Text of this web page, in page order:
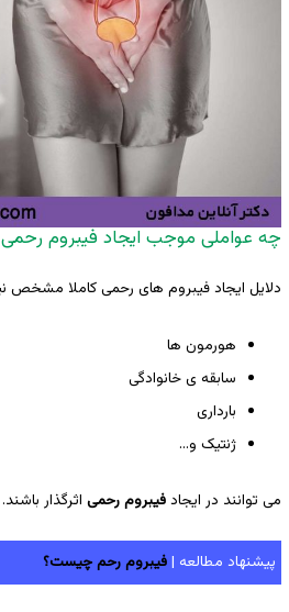
چه عواملی موجب ایجاد فیبروم
دلایل ایجاد فیبروم ‌های رحمی کاملا مشخص
هورمون ‌ها
سابقه ی خانوادگی
بارداری
ژنتیک و…
می ‌توانند در ایجادفیبروم رحمی اثرگذار باشند.
پیشنهاد مطالعه |فیبروم رحم چیست؟